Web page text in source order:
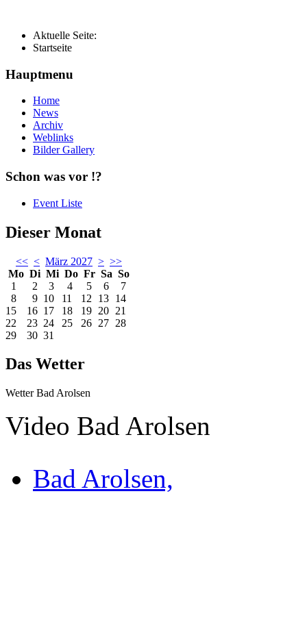
Aktuelle Seite:
Startseite
Hauptmenu
Home
News
Archiv
Weblinks
Bilder Gallery
Schon was vor !?
Event Liste
Dieser Monat
<< < März 2027 > >>
Mo Di Mi Do Fr Sa So
1
2 3 4 5 6
7
8
9 10 11 12 13 14
15
16 17 18 19 20 21
22
23 24 25 26 27 28
29
30 31
Das Wetter
Wetter Bad Arolsen
Video Bad Arolsen
Bad Arolsen,